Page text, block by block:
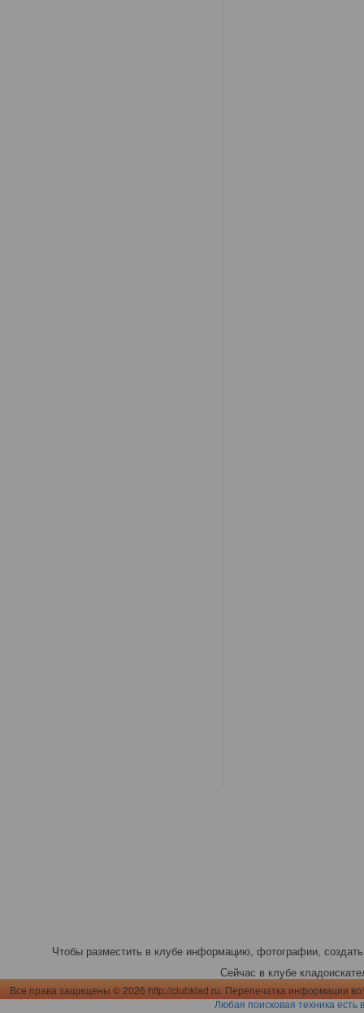
Чтобы разместить в клубе информацию, фотографии, создать
Сейчас в клубе
Все права защищены © 2026 http://clubklad.ru. Перепечатка информации
Любая поисковая техника есть